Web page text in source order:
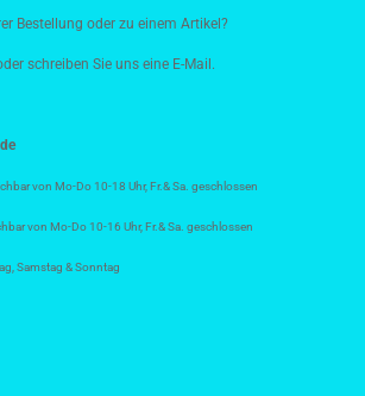
Bestellung oder zu einem Artikel?
schreiben Sie uns eine E-Mail.
von Mo-Do 10-18 Uhr, Fr.& Sa. geschlossen
von Mo-Do 10-16 Uhr, Fr.& Sa. geschlossen
Samstag & Sonntag